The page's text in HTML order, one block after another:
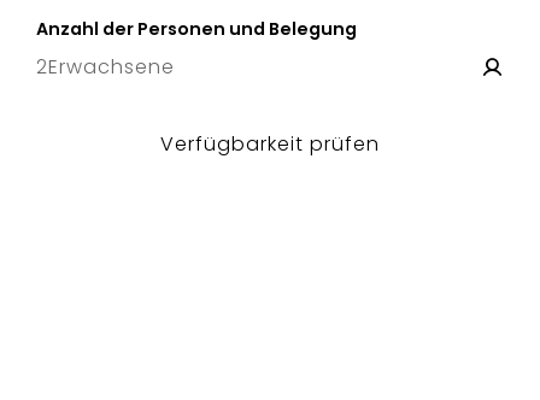
Anzahl der Personen und Belegung
2Erwachsene
Verfügbarkeit prüfen